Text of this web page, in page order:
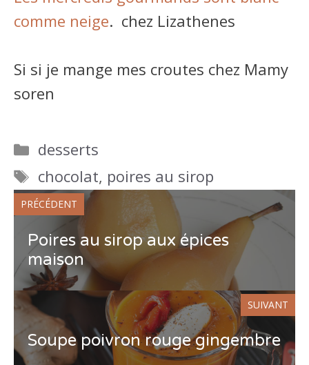
comme neige. chez Lizathenes
Si si je mange mes croutes chez Mamy
soren
Catégories
desserts
Étiquettes
chocolat, poires au sirop
PRÉCÉDENT
Poires au sirop aux épices
maison
SUIVANT
Soupe poivron rouge gingembre